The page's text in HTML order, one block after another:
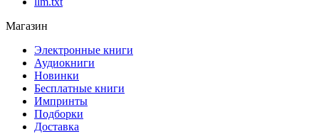
Магазин
Электронные книги
Аудиокниги
Новинки
Бесплатные книги
Импринты
Подборки
Доставка